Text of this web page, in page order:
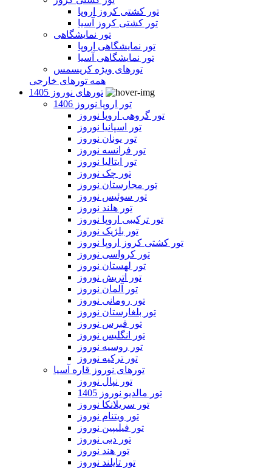
تور کشتی کروز اروپا
تور کشتی کروز آسیا
تور نمایشگاهی
تور نمایشگاهی اروپا
تور نمایشگاهی آسیا
تورهای ویژه کریسمس
همه تورهای خارجی
تورهای نوروز 1405
تور اروپا نوروز 1406
تور گروهی اروپا نوروز
تور اسپانیا نوروز
تور یونان نوروز
تور فرانسه نوروز
تور ایتالیا نوروز
تور چک نوروز
تور مجارستان نوروز
تور سوئیس نوروز
تور هلند نوروز
تور ترکیبی اروپا نوروز
تور بلژیک نوروز
تور کشتی کروز اروپا نوروز
تور کرواسی نوروز
تور لهستان نوروز
تور اتریش نوروز
تور آلمان نوروز
تور رومانی نوروز
تور بلغارستان نوروز
تور قبرس نوروز
تور انگلیس نوروز
تور روسیه نوروز
تور ترکیه نوروز
تورهای نوروز قاره آسیا
تور نپال نوروز
تور مالدیو نوروز 1405
تور سریلانکا نوروز
تور ویتنام نوروز
تور فیلیپین نوروز
تور دبی نوروز
تور هند نوروز
تور تایلند نوروز